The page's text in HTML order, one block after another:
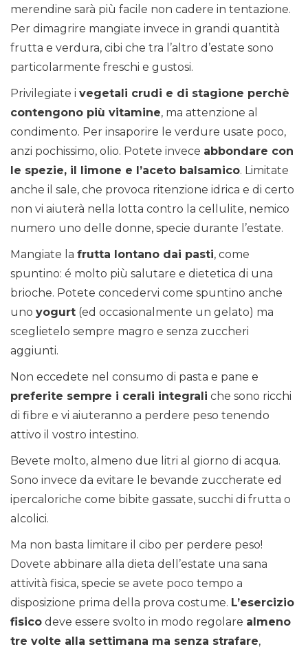
merendine sarà più facile non cadere in tentazione.
Per dimagrire mangiate invece in grandi quantità
frutta e verdura, cibi che tra l’altro d’estate sono
particolarmente freschi e gustosi.
Privilegiate i vegetali crudi e di stagione perchè
contengono più vitamine, ma attenzione al
condimento. Per insaporire le verdure usate poco,
anzi pochissimo, olio. Potete invece abbondare con
le spezie, il limone e l’aceto balsamico. Limitate
anche il sale, che provoca ritenzione idrica e di certo
non vi aiuterà nella lotta contro la cellulite, nemico
numero uno delle donne, specie durante l’estate.
Mangiate la frutta lontano dai pasti, come
spuntino: é molto più salutare e dietetica di una
brioche. Potete concedervi come spuntino anche
uno yogurt (ed occasionalmente un gelato) ma
sceglietelo sempre magro e senza zuccheri
aggiunti.
Non eccedete nel consumo di pasta e pane e
preferite sempre i cerali integrali che sono ricchi
di fibre e vi aiuteranno a perdere peso tenendo
attivo il vostro intestino.
Bevete molto, almeno due litri al giorno di acqua.
Sono invece da evitare le bevande zuccherate ed
ipercaloriche come bibite gassate, succhi di frutta o
alcolici.
Ma non basta limitare il cibo per perdere peso!
Dovete abbinare alla dieta dell’estate una sana
attività fisica, specie se avete poco tempo a
disposizione prima della prova costume. L’esercizio
fisico deve essere svolto in modo regolare almeno
tre volte alla settimana ma senza strafare,